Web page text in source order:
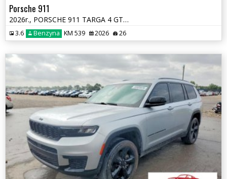
Porsche 911
2026r., PORSCHE 911 TARGA 4 GTS, 3.6L, od ubezpieczalni
3.6 Benzyna KM 539 2026 26